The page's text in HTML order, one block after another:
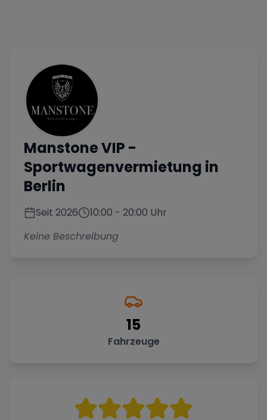
Manstone VIP -
Sportwagenvermietung in
Berlin
Seit 2026 10:00 - 20:00 Uhr
Keine Beschreibung
15
Fahrzeuge